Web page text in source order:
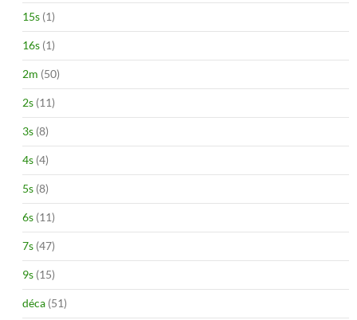
15s (1)
16s (1)
2m (50)
2s (11)
3s (8)
4s (4)
5s (8)
6s (11)
7s (47)
9s (15)
déca (51)